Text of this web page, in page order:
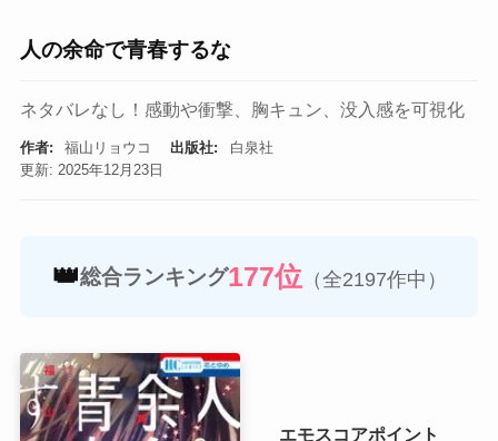
人の余命で青春するな
ネタバレなし！感動や衝撃、胸キュン、没入感を可視化
作者: 福山リョウコ 出版社:
白泉社
更新: 2025年12月23日
👑総合ランキング177位（全2197作中）
エモスコアポイント